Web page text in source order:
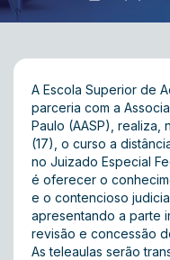
A Escola Superior de
parceria com a
Paulo (AASP), realiza,
(17), o curso a
no Juizado Especial
é oferecer o
e o contencioso
apresentando a parte
revisão e concessão
As teleaulas serão